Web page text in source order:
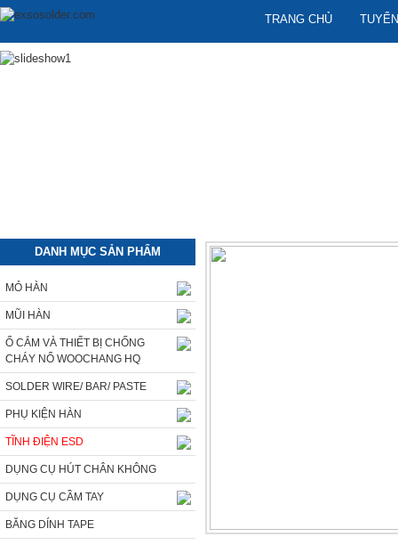
TRANG CHỦ
DANH MỤC SẢN PHẨM
MỎ HÀN
MŨI HÀN
Ổ CẮM VÀ THIẾT BỊ CHỐNG
CHÁY NỔ WOOCHANG HQ
SOLDER WIRE/ BAR/ PASTE
PHỤ KIỆN HÀN
TĨNH ĐIỆN ESD
DỤNG CỤ HÚT CHÂN KHÔNG
DỤNG CỤ CẦM TAY
BĂNG DÍNH TAPE